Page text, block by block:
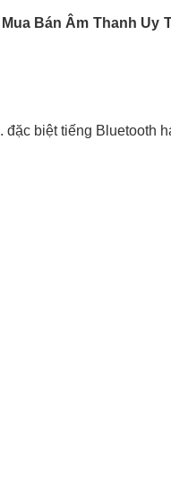
Bán Âm Thanh
biệt tiếng Bluetooth